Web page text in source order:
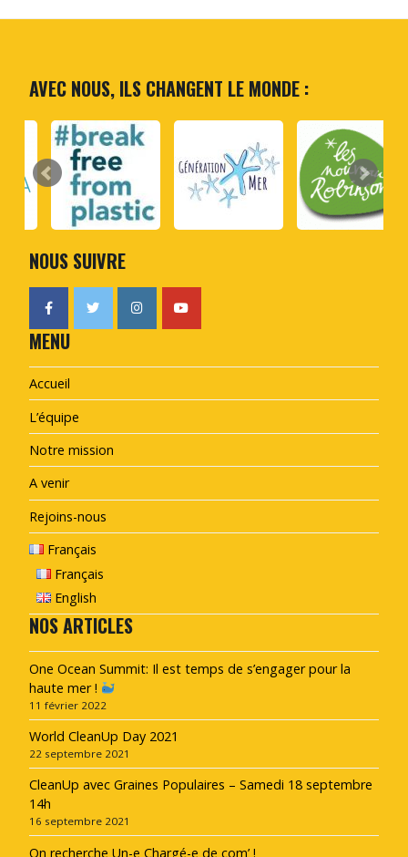
AVEC NOUS, ILS CHANGENT LE MONDE :
NOUS SUIVRE
MENU
Accueil
L’équipe
Notre mission
A venir
Rejoins-nous
Français
Français
English
NOS ARTICLES
One Ocean Summit: Il est temps de s’engager pour la
haute mer !
11 février 2022
World CleanUp Day 2021
22 septembre 2021
CleanUp avec Graines Populaires – Samedi 18 septembre
14h
16 septembre 2021
On recherche Un-e Chargé-e de com’ !